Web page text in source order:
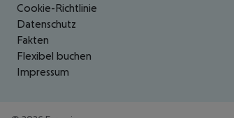
Cookie-Richtlinie
Datenschutz
Fakten
Flexibel buchen
Impressum